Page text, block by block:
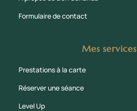
Formulaire de contact
Mes services
Prestations à la carte
Réserver une séance
Level Up